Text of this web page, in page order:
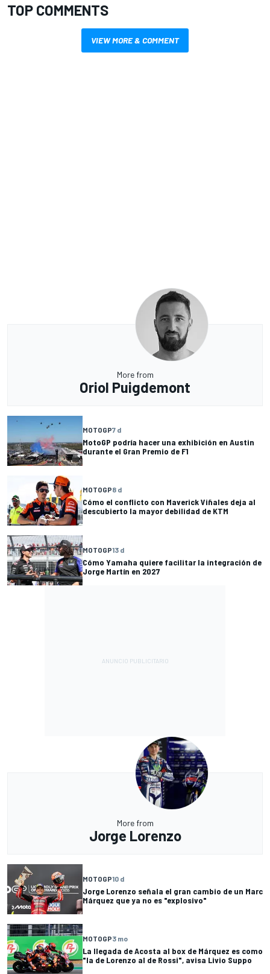
TOP COMMENTS
VIEW MORE & COMMENT
More from
Oriol Puigdemont
MOTOGP7 d
MotoGP podría hacer una exhibición en Austin
durante el Gran Premio de F1
MOTOGP8 d
Cómo el conflicto con Maverick Viñales deja al
descubierto la mayor debilidad de KTM
MOTOGP13 d
Cómo Yamaha quiere facilitar la integración de
Jorge Martín en 2027
More from
Jorge Lorenzo
MOTOGP10 d
Jorge Lorenzo señala el gran cambio de un Marc
Márquez que ya no es "explosivo"
MOTOGP3 mo
La llegada de Acosta al box de Márquez es como
"la de Lorenzo al de Rossi", avisa Livio Suppo